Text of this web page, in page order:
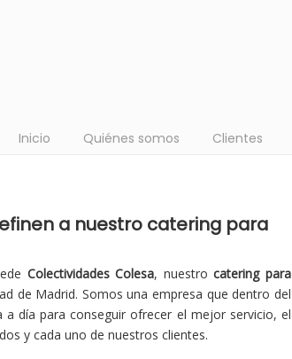
Inicio Quiénes somos Clientes
a nuestro catering para
Colectividades Colesa, nuestrocatering para
de Madrid. Somos una empresa que dentro del
día para conseguir ofrecer el mejor servicio, el
y cada uno de nuestros clientes.